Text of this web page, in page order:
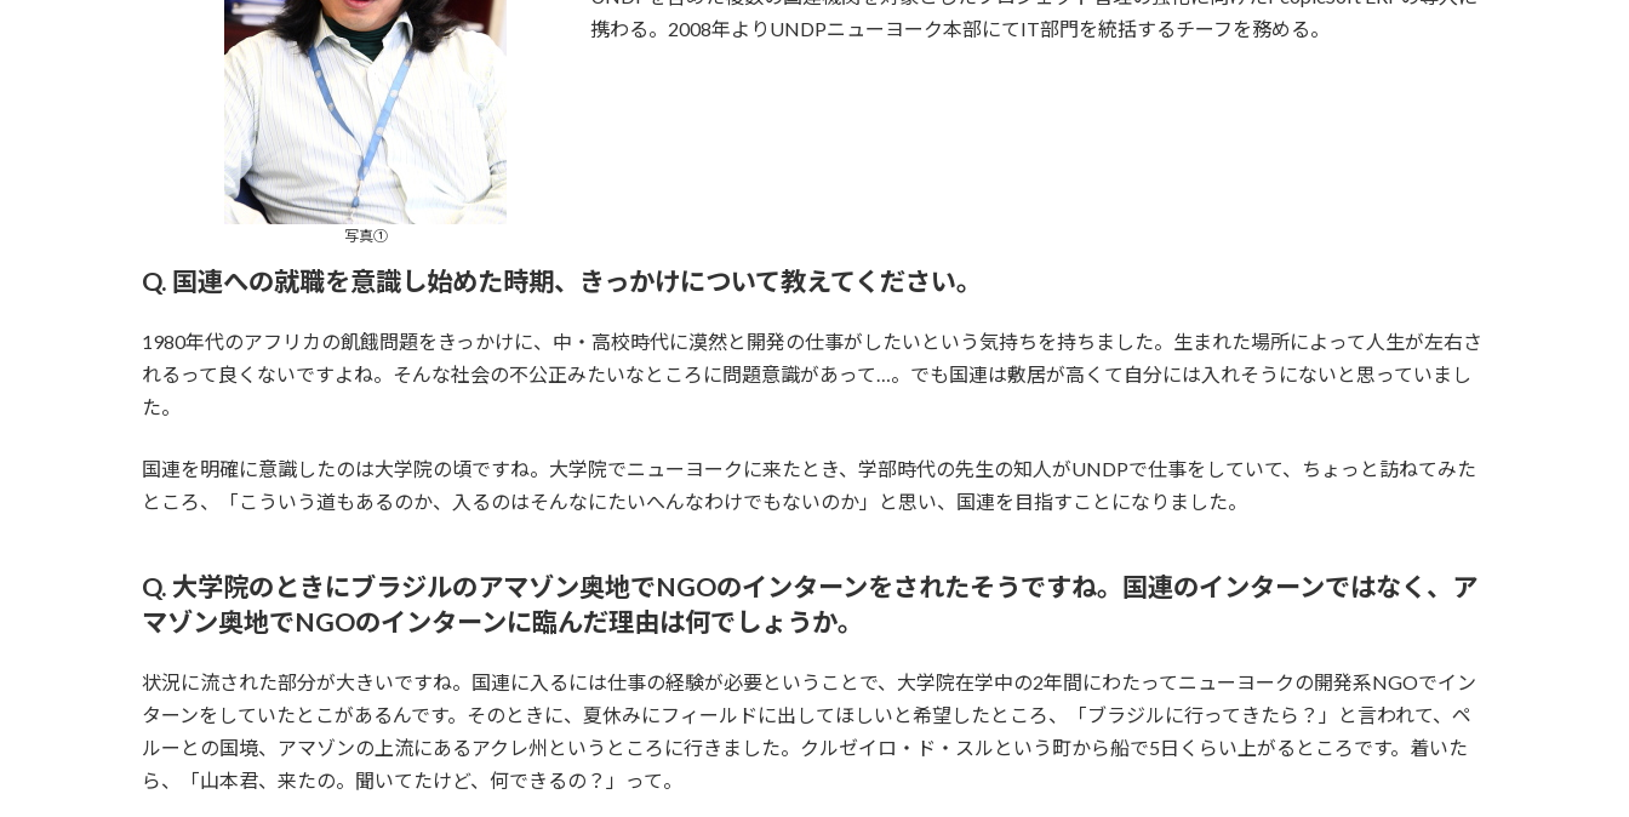
写真①
携わる。2008年よりUNDPニューヨーク本部にてIT部門を統括するチーフを務める。
Q. 国連への就職を意識し始めた時期、きっかけについて教えてください。
1980年代のアフリカの飢餓問題をきっかけに、中・高校時代に漠然と開発の仕事がしたいという気持ちを持ちました。生まれた場所によって人生が左右さ
れるって良くないですよね。そんな社会の不公正みたいなところに問題意識があって…。でも国連は敷居が高くて自分には入れそうにないと思っていまし
た。
国連を明確に意識したのは大学院の頃ですね。大学院でニューヨークに来たとき、学部時代の先生の知人がUNDPで仕事をしていて、ちょっと訪ねてみた
ところ、「こういう道もあるのか、入るのはそんなにたいへんなわけでもないのか」と思い、国連を目指すことになりました。
Q. 大学院のときにブラジルのアマゾン奥地でNGOのインターンをされたそうですね。国連のインターンではなく、ア
マゾン奥地でNGOのインターンに臨んだ理由は何でしょうか。
状況に流された部分が大きいですね。国連に入るには仕事の経験が必要ということで、大学院在学中の2年間にわたってニューヨークの開発系NGOでイン
ターンをしていたとこがあるんです。そのときに、夏休みにフィールドに出してほしいと希望したところ、「ブラジルに行ってきたら？」と言われて、ペ
ルーとの国境、アマゾンの上流にあるアクレ州というところに行きました。クルゼイロ・ド・スルという町から船で5日くらい上がるところです。着いた
ら、「山本君、来たの。聞いてたけど、何できるの？」って。